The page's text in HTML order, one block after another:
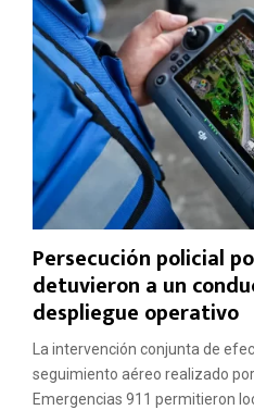
Persecución policial
detuvieron a un
despliegue operativo
La intervención conjunta de
seguimiento aéreo realizado
Emergencias 911 permitieron